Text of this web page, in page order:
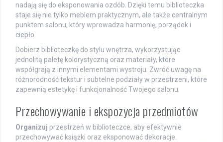
nadają się do eksponowania ozdób. Dzięki temu biblioteczka
staje się nie tylko meblem praktycznym, ale także centralnym
punktem salonu, który wprowadza harmonię, porządek i
ciepło.
Dobierz biblioteczkę do stylu wnętrza, wykorzystując
jednolitą paletę kolorystyczną oraz materiały, które
współgrają z innymi elementami wystroju. Zwróć uwagę na
różnorodność tekstur i subtelne podziały w przestrzeni, które
zapewnią estetykę i funkcjonalność Twojego salonu.
Przechowywanie i ekspozycja przedmiotów
Organizuj przestrzeń w biblioteczce, aby efektywnie
przechowywać książki oraz eksponować dekoracje.